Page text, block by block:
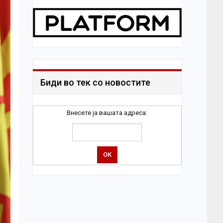
Биди во тек со новостите
Внесете ја вашата адреса: